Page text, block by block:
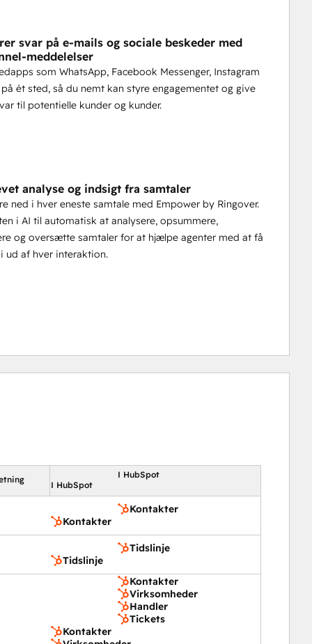
svar på e-mails og sociale beskeder med
meddelelser
som WhatsApp, Facebook Messenger, Instagram
ét sted, så du nemt kan styre engagementet og give
til potentielle kunder og kunder.
analyse og indsigt fra samtaler
ned i hver eneste samtale med Empower by Ringover.
i AI til automatisk at analysere, opsummere,
og oversætte samtaler for at hjælpe agenter med at få
ud af hver interaktion.
I HubSpot
I HubSpot
Kontakter
Kontakter
Tidslinje
Tidslinje
Kontakter
Virksomheder
Handler
Tickets
Kontakter